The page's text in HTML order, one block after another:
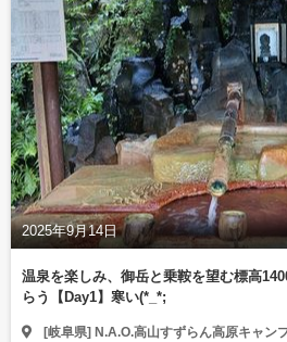
2025年9月14日
温泉を楽しみ、御岳と乗鞍を望む標高
らう【Day1】寒い(*_*;
[岐阜県] N.A.O.高山すずらん高原キャン